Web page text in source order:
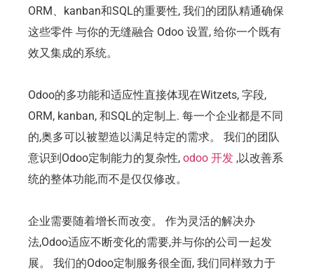
ORM、kanban和SQL的重要性, 我们的团队精通确保
这些零件 与你的无缝融合 Odoo 设置, 给你一个既有
效又集成的系统。
Odoo的多功能和适应性直接体现在Witzets, 字段,
ORM, kanban, 和SQL的定制上. 每一个企业都是不同
的,奥多可以被塑造以满足特定的需求。 我们的团队
意识到Odoo定制能力的复杂性, odoo 开发 ,以改善系
统的整体功能,而不是仅仅修改。
企业需要随着增长而改变。 作为灵活的解决办
法,Odoo适应不断变化的需要,并与你的公司一起发
展。 我们的Odoo定制服务很全面, 我们同样致力于